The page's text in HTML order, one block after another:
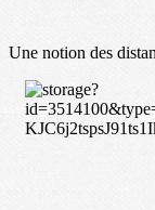
Une notion des